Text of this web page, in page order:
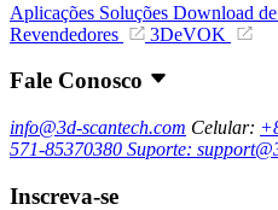
Aplicações Soluções Download
Revendedores
3DeVOK
Fale Conosco
info@3d-scantech.com Celular:
571-85370380 Suporte:
Inscreva-se